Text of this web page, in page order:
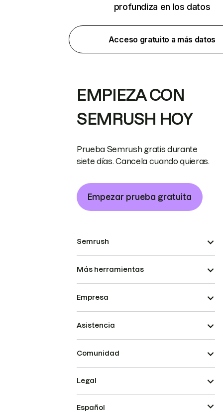
profundiza en los datos
Acceso gratuito a más datos
EMPIEZA CON
SEMRUSH HOY
Prueba Semrush gratis durante
siete días. Cancela cuando quieras.
Empezar prueba gratuita
Semrush
Más herramientas
Empresa
Asistencia
Comunidad
Legal
Español